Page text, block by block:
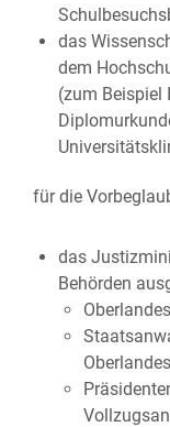
das
dem
(zum Beispiel
für die
das
Behörden